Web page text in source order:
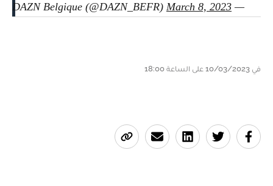
— DAZN Belgique (@DAZN_BEFR)
March 8, 2023
في 10/03/2023 على الساعة 18:00